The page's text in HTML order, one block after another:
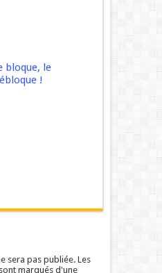
bloque, le
!
sera pas publiée. Les
marqués d'une